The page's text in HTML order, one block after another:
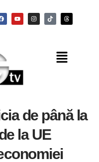
de până la
la UE